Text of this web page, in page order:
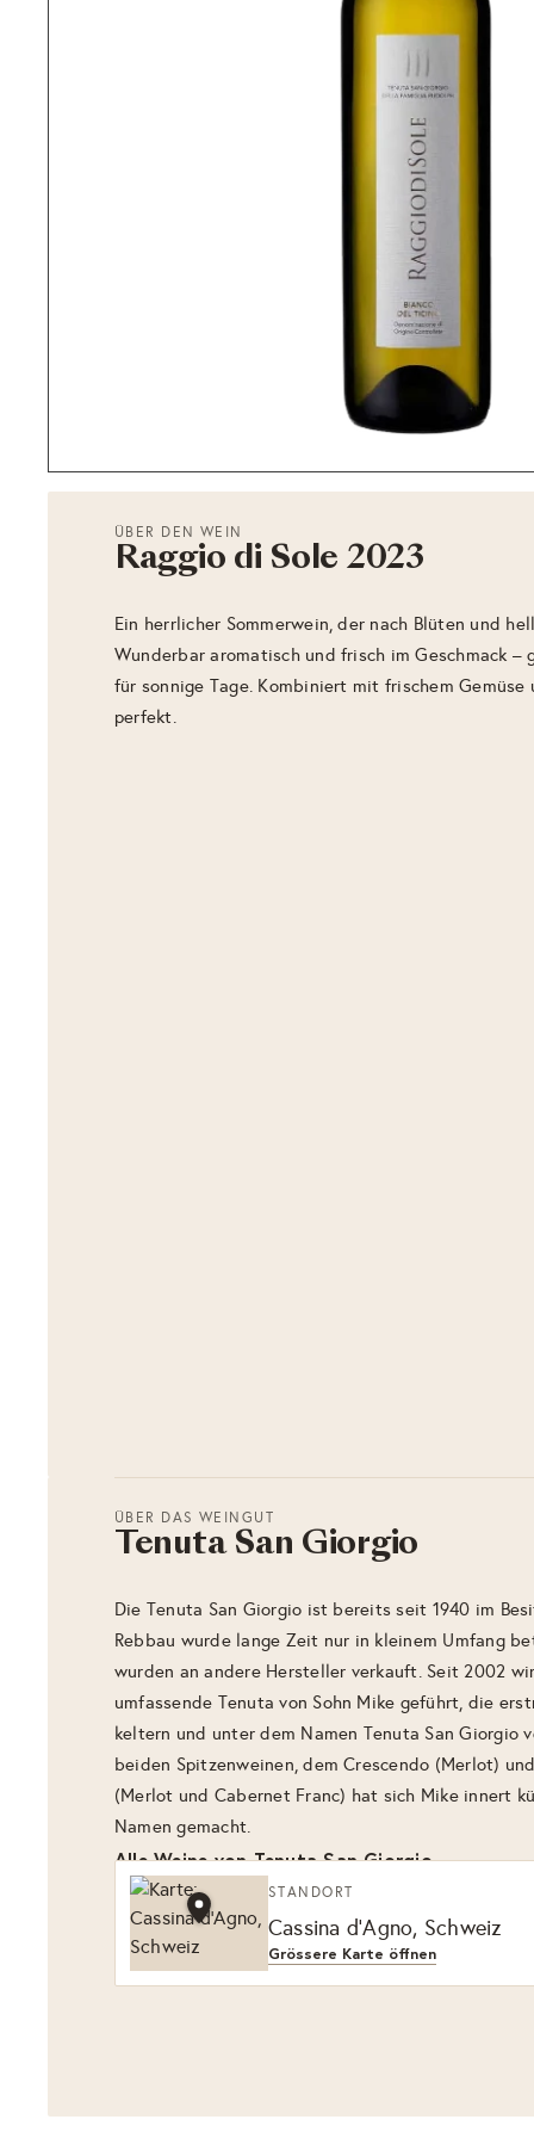
ÜBER DEN WEIN
Raggio di Sole 2023
Ein herrlicher Sommerwein, der nach Blüten und
Wunderbar aromatisch und frisch im Geschmack –
für sonnige Tage. Kombiniert mit frischem
perfekt.
ÜBER DAS WEINGUT
Tenuta San Giorgio
Die Tenuta San Giorgio ist bereits seit 1940 im
Rebbau wurde lange Zeit nur in kleinem Umfang
wurden an andere Hersteller verkauft. Seit 2002
umfassende Tenuta von Sohn Mike geführt, die
keltern und unter dem Namen Tenuta San Giorgio
beiden Spitzenweinen, dem Crescendo (Merlot)
(Merlot und Cabernet Franc) hat sich Mike innert
Namen gemacht.
Alle Weine von Tenuta San Giorgio
STANDORT
Cassina d'Agno, Schweiz
Grössere Karte öffnen